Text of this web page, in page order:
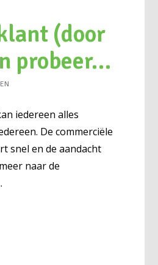
(door
probeer…
iedereen alles
De commerciële
snel en de aandacht
naar de